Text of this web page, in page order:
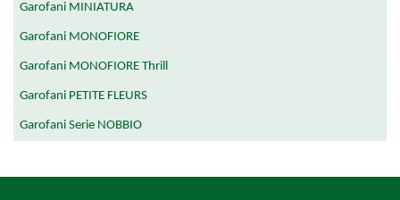
Garofani MINIATURA
Garofani MONOFIORE
Garofani MONOFIORE Thrill
Garofani PETITE FLEURS
Garofani Serie NOBBIO